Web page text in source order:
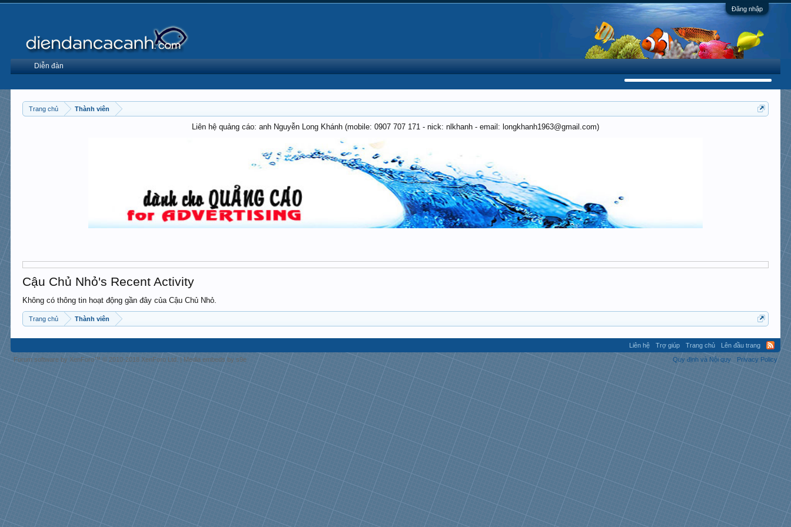
Đăng nhập
Trang chủ Thành viên
Liên hệ quảng cáo: anh Nguyễn Long Khánh (mobile: 0907 707 171 - nick: nlkhanh - email: longkhanh1963@gmail.com)
Cậu Chủ Nhỏ's Recent Activity
Không có thông tin hoạt động gần đây của Cậu Chủ Nhỏ.
Trang chủ Thành viên
Diễn đàn
Liên hệ Trợ giúp Trang chủ
Lên đầu trang
Quy định và Nội quy
Privacy Policy
Forum software by XenForo™© 2010-2018 XenForo Ltd. | Media embeds by s9e